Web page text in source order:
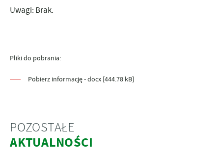
Uwagi: Brak.
Pliki do pobrania:
Pobierz informację - docx [444.78 kB]
POZOSTAŁE
AKTUALNOŚCI